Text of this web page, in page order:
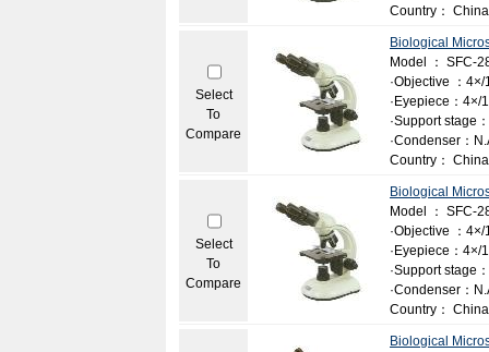
Country： China
Select
To
Compare
Biological
Model ： SFC-
·Objective ：
·Eyepiece：4×/
·Support stage
·Condenser：
Country： China
Select
To
Compare
Biological
Model ： SFC-
·Objective ：
·Eyepiece：4×/
·Support stage
·Condenser：
Country： China
Biological